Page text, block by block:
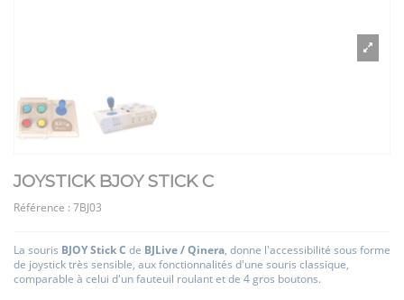
JOYSTICK BJOY STICK C
Référence : 7BJ03
La souris BJOY Stick C de BJLive / Qinera, donne l'accessibilité sous forme
de joystick très sensible, aux fonctionnalités d'une souris classique,
comparable à celui d'un fauteuil roulant et de 4 gros boutons.